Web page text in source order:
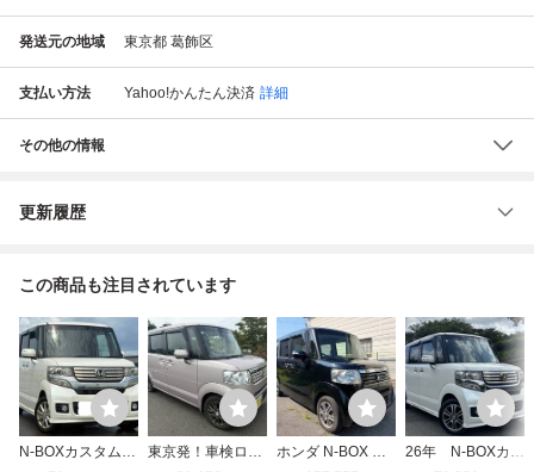
発送元の地域 東京都 葛飾区
支払い方法 Yahoo!かんたん決済 詳細
その他の情報
更新履歴
この商品も注目されています
N-BOXカスタム[
東京発！車検ロン
ホンダ N-BOX G
26年 N-BOXカス